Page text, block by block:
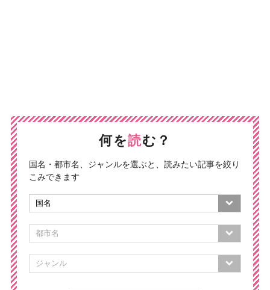
何を読む？
国名・都市名、ジャンルを選ぶと、読みたい記事を絞り
こみできます